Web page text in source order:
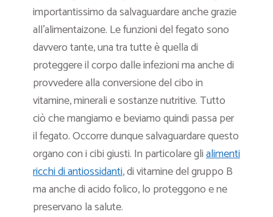
importantissimo da salvaguardare anche grazie
all’alimentaizone. Le funzioni del fegato sono
davvero tante, una tra tutte è quella di
proteggere il corpo dalle infezioni ma anche di
provvedere alla conversione del cibo in
vitamine, minerali e sostanze nutritive. Tutto
ciò che mangiamo e beviamo quindi passa per
il fegato. Occorre dunque salvaguardare questo
organo con i cibi giusti. In particolare glialimenti
ricchi di antiossidanti, di vitamine del gruppo B
ma anche di acido folico, lo proteggono e ne
preservano la salute.